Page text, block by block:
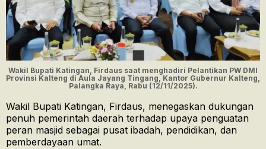
Wakil Bupati Katingan, Firdaus saat menghadiri Pelantikan PW DMI
Provinsi Kalteng di Aula Jayang Tingang, Kantor Gubernur Kalteng,
Palangka Raya, Rabu (12/11/2025).
Wakil Bupati Katingan, Firdaus, menegaskan dukungan
penuh pemerintah daerah terhadap upaya penguatan
peran masjid sebagai pusat ibadah, pendidikan, dan
pemberdayaan umat.